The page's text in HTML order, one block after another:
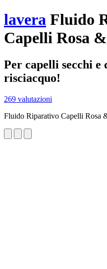
lavera Fluido
Capelli Rosa
Per capelli secchi e
risciacquo!
269 valutazioni
Fluido Riparativo Capelli Rosa